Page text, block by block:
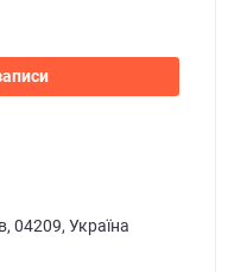
04209, Україна